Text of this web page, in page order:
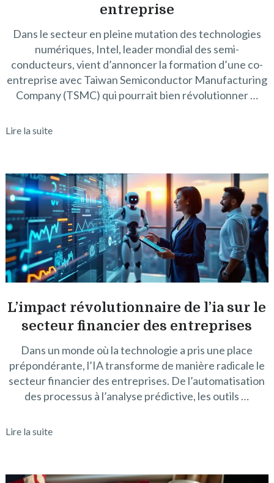
entreprise
Dans le secteur en pleine mutation des technologies
numériques, Intel, leader mondial des semi-
conducteurs, vient d’annoncer la formation d’une co-
entreprise avec Taiwan Semiconductor Manufacturing
Company (TSMC) qui pourrait bien révolutionner …
Lire la suite
L’impact révolutionnaire de l’ia sur le
secteur financier des entreprises
Dans un monde où la technologie a pris une place
prépondérante, l’IA transforme de manière radicale le
secteur financier des entreprises. De l’automatisation
des processus à l’analyse prédictive, les outils …
Lire la suite